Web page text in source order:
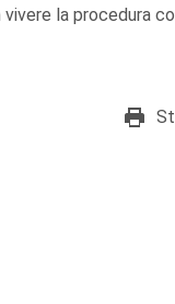
la procedura